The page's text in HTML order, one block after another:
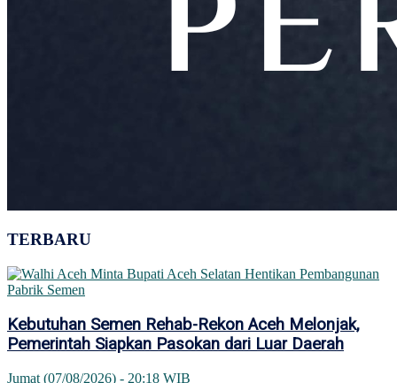
TERBARU
Kebutuhan Semen Rehab-Rekon Aceh Melonjak,
Pemerintah Siapkan Pasokan dari Luar Daerah
Jumat (07/08/2026) - 20:18 WIB